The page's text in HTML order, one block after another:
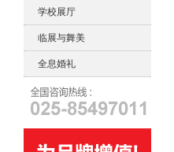
学校展厅
临展与舞美
全息婚礼